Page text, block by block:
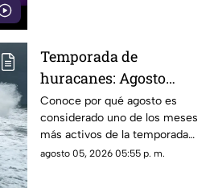
Temporada de
huracanes: Agosto
podría ser el mes más
peligroso para
Veracruz
Conoce por qué agosto es
considerado uno de los meses
más activos de la temporada
de huracanes en Veracruz.
agosto 05, 2026 05:55 p. m.